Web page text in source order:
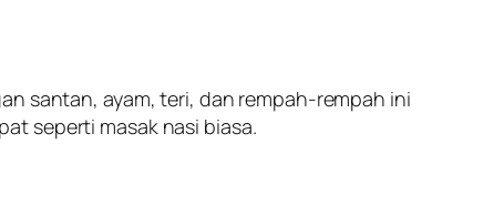
santan, ayam, teri, dan rempah-rempah ini
seperti masak nasi biasa.